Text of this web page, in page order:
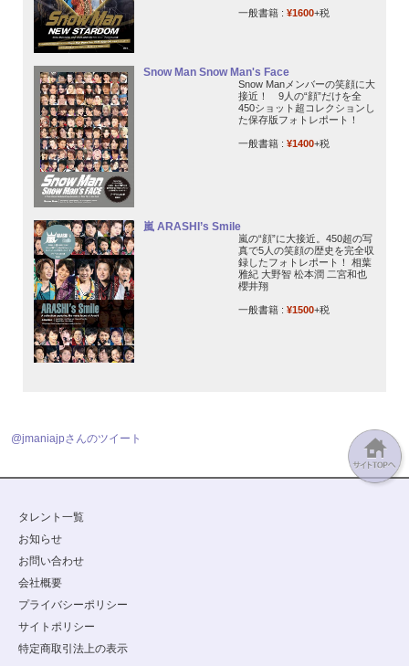
一般書籍 : ¥1600+税
Snow Man Snow Man's Face
Snow Manメンバーの笑顔に大
接近！ 9人の“顔”だけを全
450ショット超コレクションし
た保存版フォトレポート！
一般書籍 : ¥1400+税
嵐 ARASHI’s Smile
嵐の“顔”に大接近。450超の写
真で5人の笑顔の歴史を完全収
録したフォトレポート！ 相葉
雅紀 大野智 松本潤 二宮和也
櫻井翔
一般書籍 : ¥1500+税
@jmaniajpさんのツイート
タレント一覧
お知らせ
お問い合わせ
会社概要
プライバシーポリシー
サイトポリシー
特定商取引法上の表示